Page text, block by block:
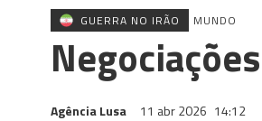
GUERRA NO IRÃO MUNDO
Agência Lusa 11 abr 2026 14:12